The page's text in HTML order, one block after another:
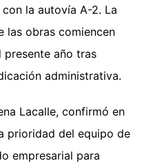
la autovía A-2. La
las obras comiencen
año tras
administrativa.
Lacalle, confirmó en
prioridad del equipo de
empresarial para